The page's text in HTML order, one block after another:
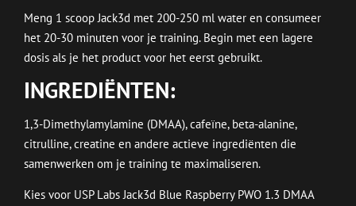
Meng 1 scoop Jack3d met 200-250 ml water en consumeer
het 20-30 minuten voor je training. Begin met een lagere
dosis als je het product voor het eerst gebruikt.
INGREDIËNTEN:
1,3-Dimethylamylamine (DMAA), cafeïne, beta-alanine,
citrulline, creatine en andere actieve ingrediënten die
samenwerken om je training te maximaliseren.
Kies voor USP Labs Jack3d Blue Raspberry PWO 1.3 DMAA